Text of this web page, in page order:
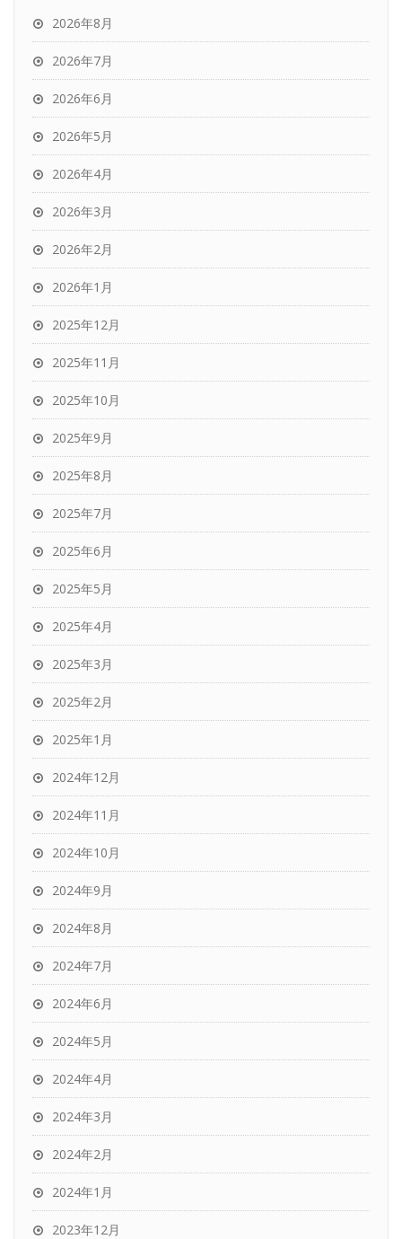
2026年8月
2026年7月
2026年6月
2026年5月
2026年4月
2026年3月
2026年2月
2026年1月
2025年12月
2025年11月
2025年10月
2025年9月
2025年8月
2025年7月
2025年6月
2025年5月
2025年4月
2025年3月
2025年2月
2025年1月
2024年12月
2024年11月
2024年10月
2024年9月
2024年8月
2024年7月
2024年6月
2024年5月
2024年4月
2024年3月
2024年2月
2024年1月
2023年12月